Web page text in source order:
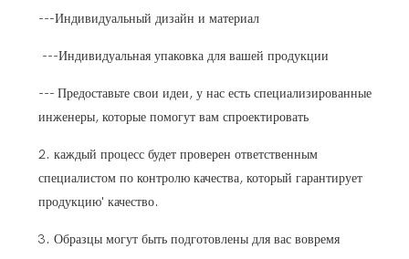
---Индивидуальный дизайн и материал
---Индивидуальная упаковка для вашей продукции
--- Предоставьте свои идеи, у нас есть специализированные
инженеры, которые помогут вам спроектировать
2. каждый процесс будет проверен ответственным
специалистом по контролю качества, который гарантирует
продукцию' качество.
3. Образцы могут быть подготовлены для вас вовремя